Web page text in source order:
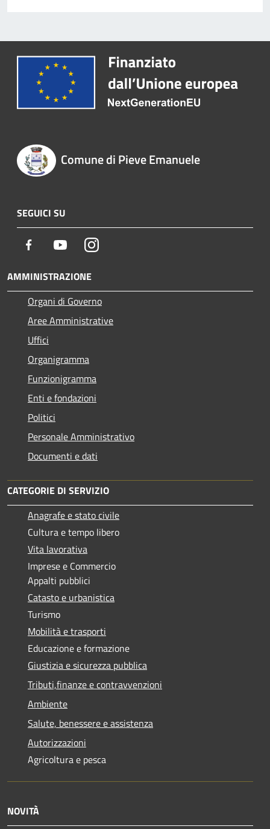
Comune di Pieve Emanuele
SEGUICI SU
Facebook YoutubeInstagram
AMMINISTRAZIONE
Organi di Governo
Aree Amministrative
Uffici
Organigramma
Funzionigramma
Enti e fondazioni
Politici
Personale Amministrativo
Documenti e dati
CATEGORIE DI SERVIZIO
Anagrafe e stato civile
Cultura e tempo libero
Vita lavorativa
Imprese e Commercio
Appalti pubblici
Catasto e urbanistica
Turismo
Mobilità e trasporti
Educazione e formazione
Giustizia e sicurezza pubblica
Tributi,finanze e contravvenzioni
Ambiente
Salute, benessere e assistenza
Autorizzazioni
Agricoltura e pesca
NOVITÀ